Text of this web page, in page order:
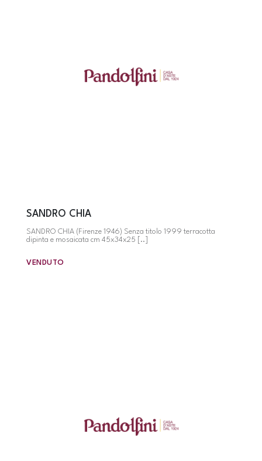
SANDRO CHIA
SANDRO CHIA (Firenze 1946) Senza titolo 1999 terracotta
dipinta e mosaicata cm 45x34x25 [..]
VENDUTO